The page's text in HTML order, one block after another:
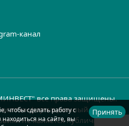
канал
все права защищены.
информационный характер
не является публичной
чтобы сделать работу с
на сайте, вы
Принять